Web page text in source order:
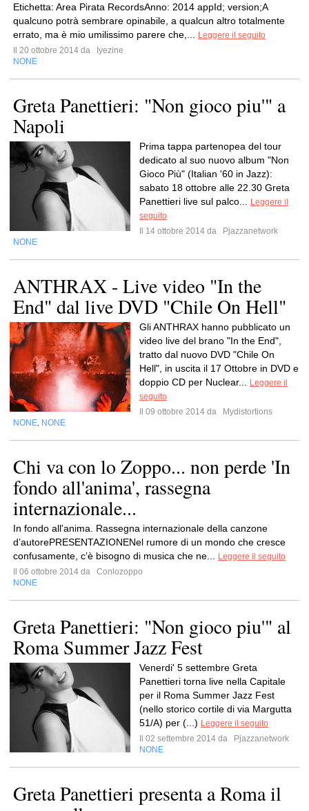
Etichetta: Area Pirata RecordsAnno: 2014 appId; version;A
qualcuno potrà sembrare opinabile, a qualcun altro totalmente
errato, ma è mio umilissimo parere che,...
Leggere il seguito
Il 20 ottobre 2014 da
Iyezine
NONE
Greta Panettieri: "Non gioco piu'" a
Napoli
Prima tappa partenopea del tour
dedicato al suo nuovo album "Non
Gioco Più" (Italian '60 in Jazz):
sabato 18 ottobre alle 22.30 Greta
Panettieri live sul palco...
Leggere il
seguito
Il 14 ottobre 2014 da
Pjazzanetwork
NONE
ANTHRAX - Live video "In the
End" dal live DVD "Chile On Hell"
Gli ANTHRAX hanno pubblicato un
video live del brano "In the End",
tratto dal nuovo DVD "Chile On
Hell", in uscita il 17 Ottobre in DVD e
doppio CD per Nuclear...
Leggere il
seguito
Il 09 ottobre 2014 da
Mydistortions
NONE NONE
Chi va con lo Zoppo... non perde 'In
fondo all'anima', rassegna
internazionale...
In fondo all'anima. Rassegna internazionale della canzone
d’autorePRESENTAZIONENel rumore di un mondo che cresce
confusamente, c’è bisogno di musica che ne...
Leggere il seguito
Il 06 ottobre 2014 da
Conlozoppo
NONE
Greta Panettieri: "Non gioco piu'" al
Roma Summer Jazz Fest
Venerdi' 5 settembre Greta
Panettieri torna live nella Capitale
per il Roma Summer Jazz Fest
(nello storico cortile di via Margutta
51/A) per (...) Leggere il seguito
Il 02 settembre 2014 da
Pjazzanetwork
NONE
Greta Panettieri presenta a Roma il